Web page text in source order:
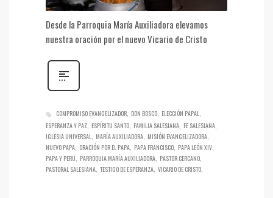
Desde la Parroquia María Auxiliadora elevamos
nuestra oración por el nuevo Vicario de Cristo
COMPROMISO EVANGELIZADOR DON BOSCO ELECCIÓN PAPAL
ESPERANZA Y PAZ ESPÍRITU SANTO FAMILIA SALESIANA FE SALESIANA
IGLESIA UNIVERSAL
MARÍA AUXILIADORA MISIÓN EVANGELIZADORA
NUEVO PAPA ORACIÓN POR EL PAPA PAPA FRANCISCO PAPA LEÓN XIV
PAPA Y PERÚ PARROQUIA MARÍA AUXILIADORA PASTOR CERCANO
PASTORAL SALESIANA TESTIGO DE ESPERANZA VICARIO DE CRISTO